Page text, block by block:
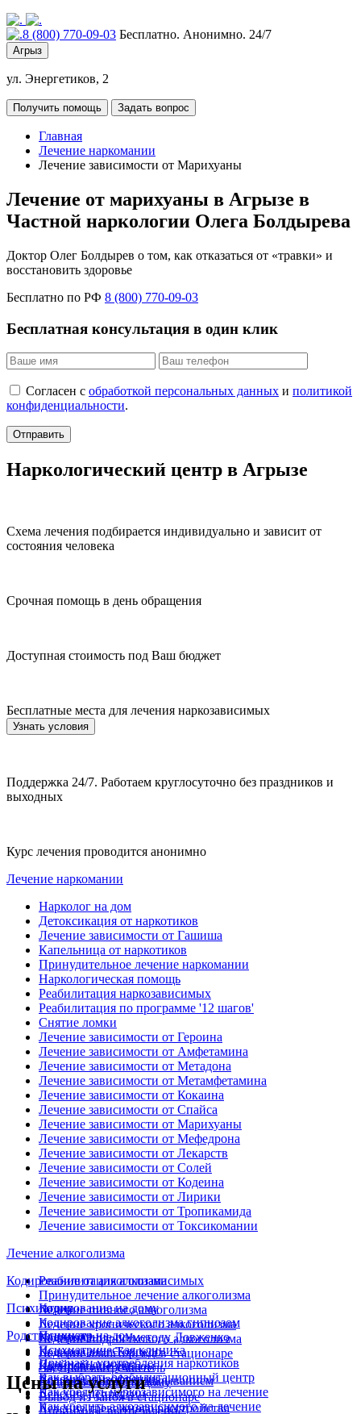
8 (800) 770-09-03 Бесплатно. Анонимно. 24/7
Агрыз
ул. Энергетиков, 2
Получить помощь Задать вопрос
Главная
Лечение наркомании
Лечение зависимости от Марихуаны
Лечение от марихуаны в Агрызе в
Частной наркологии Олега Болдырева
Доктор Олег Болдырев о том, как отказаться от «травки» и
восстановить здоровье
Бесплатно по РФ 8 (800) 770-09-03
Бесплатная консультация в один клик
Согласен с обработкой персональных данных и политикой
конфиденциальности.
Отправить
Наркологический центр в Агрызе
Схема лечения подбирается индивидуально и зависит от
состояния человека
Срочная помощь в день обращения
Доступная стоимость под Ваш бюджет
Бесплатные места для лечения наркозависимых
Узнать условия
Поддержка 24/7. Работаем круглосуточно без праздников и
выходных
Курс лечения проводится анонимно
Лечение наркомании
Нарколог на дом
Детоксикация от наркотиков
Лечение зависимости от Гашиша
Капельница от наркотиков
Принудительное лечение наркомании
Наркологическая помощь
Реабилитация наркозависимых
Реабилитация по программе '12 шагов'
Снятие ломки
Лечение зависимости от Героина
Лечение зависимости от Амфетамина
Лечение зависимости от Метадона
Лечение зависимости от Метамфетамина
Лечение зависимости от Кокаина
Лечение зависимости от Спайса
Лечение зависимости от Марихуаны
Лечение зависимости от Мефедрона
Лечение зависимости от Лекарств
Лечение зависимости от Солей
Лечение зависимости от Кодеина
Лечение зависимости от Лирики
Лечение зависимости от Тропикамида
Лечение зависимости от Токсикомании
Лечение алкоголизма
Реабилитация алкозависимых
Принудительное лечение алкоголизма
Лечение пивного алкоголизма
Лечение хронического алкоголизма
Лечение подросткового алкоголизма
Лечение алкоголизма в стационаре
Частный вытрезвитель
Вывод из запоя на дому
Вывод из запоя в стационаре
Анонимное вытрезвление
Кодирование от алкоголизма
Кодирование на дому
Кодирование алкоголизма гипнозом
Кодирование по методу Довженко
Кодирование Торпедо
Кодирование уколом
Кодирование иглоукалыванием
Психиатрия
Психиатр на дом
Психиатрическая клиника
Двойной диагноз
Лечение шизофрении
Лечение депрессии
Лечение тревожного расстройства
Родственникам
Признаки употребления наркотиков
Как выбрать реабилитационный центр
Как убедить наркозависимого на лечение
Как убедить алкозависимого на лечение
Цены на услуги